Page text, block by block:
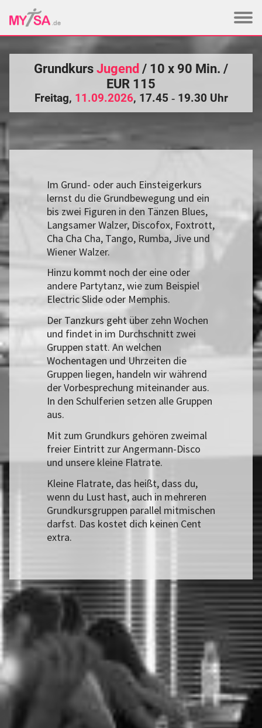
GrundkursJugend/ 10 x 90 Min. /
EUR 115
Freitag, 11.09.2026, 17.45 ‑ 19.30 Uhr
Im Grund- oder auch Einsteigerkurs
lernst du die Grundbewegung und ein
bis zwei Figuren in den Tänzen Blues,
Langsamer Walzer, Discofox, Foxtrott,
Cha Cha Cha, Tango, Rumba, Jive und
Wiener Walzer.
Hinzu kommt noch der eine oder
andere Partytanz, wie zum Beispiel
Electric Slide oder Memphis.
Der Tanzkurs geht über zehn Wochen
und findet in im Durchschnitt zwei
Gruppen statt. An welchen
Wochentagen und Uhrzeiten die
Gruppen liegen, handeln wir während
der Vorbesprechung miteinander aus.
In den Schulferien setzen alle Gruppen
aus.
Mit zum Grundkurs gehören zweimal
freier Eintritt zur Angermann-Disco
und unsere kleine Flatrate.
Kleine Flatrate, das heißt, dass du,
wenn du Lust hast, auch in mehreren
Grundkursgruppen parallel mitmischen
darfst. Das kostet dich keinen Cent
extra.